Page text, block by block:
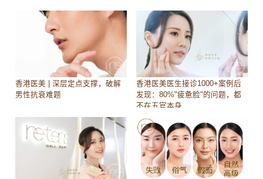
香港医美 | 深层定点支撑，破解
男性抗衰难题
香港医美医生接诊1000+案例后
发现：80%"疲惫脸"的问题，都
不在五官本身